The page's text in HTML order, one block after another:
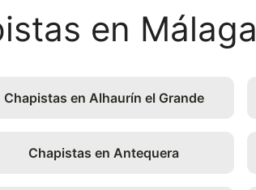
en Málaga
Chapistas en Alhaurín el Grande
Chapistas en Antequera